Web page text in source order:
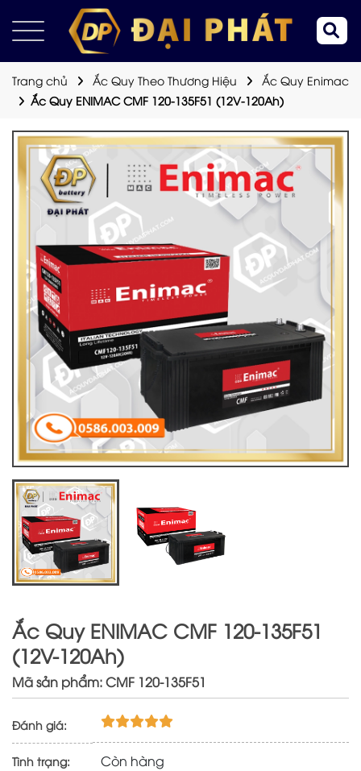
Trang chủ Ắc Quy Theo Thương Hiệu
Ắc Quy Enimac
Ắc Quy ENIMAC CMF 120-135F51 (12V-120Ah)
Ắc Quy ENIMAC CMF 120-135F51
(12V-120Ah)
Mã sản phẩm: CMF 120-135F51
Đánh giá:
Tình trạng: Còn hàng